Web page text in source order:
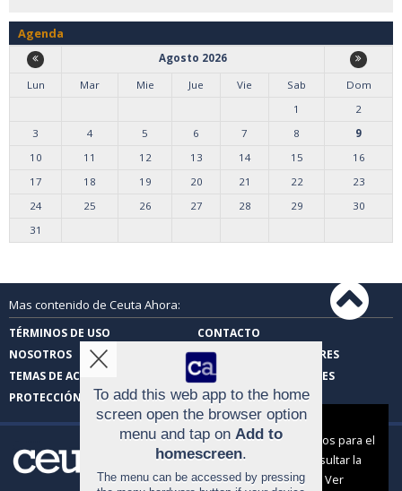
Agenda
Agosto 2026
Lun
Mar Mie Jue Vie Sab
Dom
1
2
3
4 5 6 7 8
9
10
11 12 13 14 15
16
17
18 19 20 21 22
23
24
25 26 27 28 29
30
31
Mas contenido de Ceuta Ahora:
TÉRMINOS DE USO
CONTACTO
NOSOTROS
CARTAS DE LOS LECTORES
TEMAS DE ACTUALIDAD
FOTOS DE LOS LECTORES
PROTECCIÓN DE DATOSTo add this web app to the home
screen open the browser option
menu and tap on Add to
homescreen.
The menu can be accessed by pressing
Aviso sobre el Uso de cookies:
Utilizamos cookies nuestras y de terceros para el
funcionamiento del digital. Puedes consultar la
lista de cookies y como desconectarlas.
Ver